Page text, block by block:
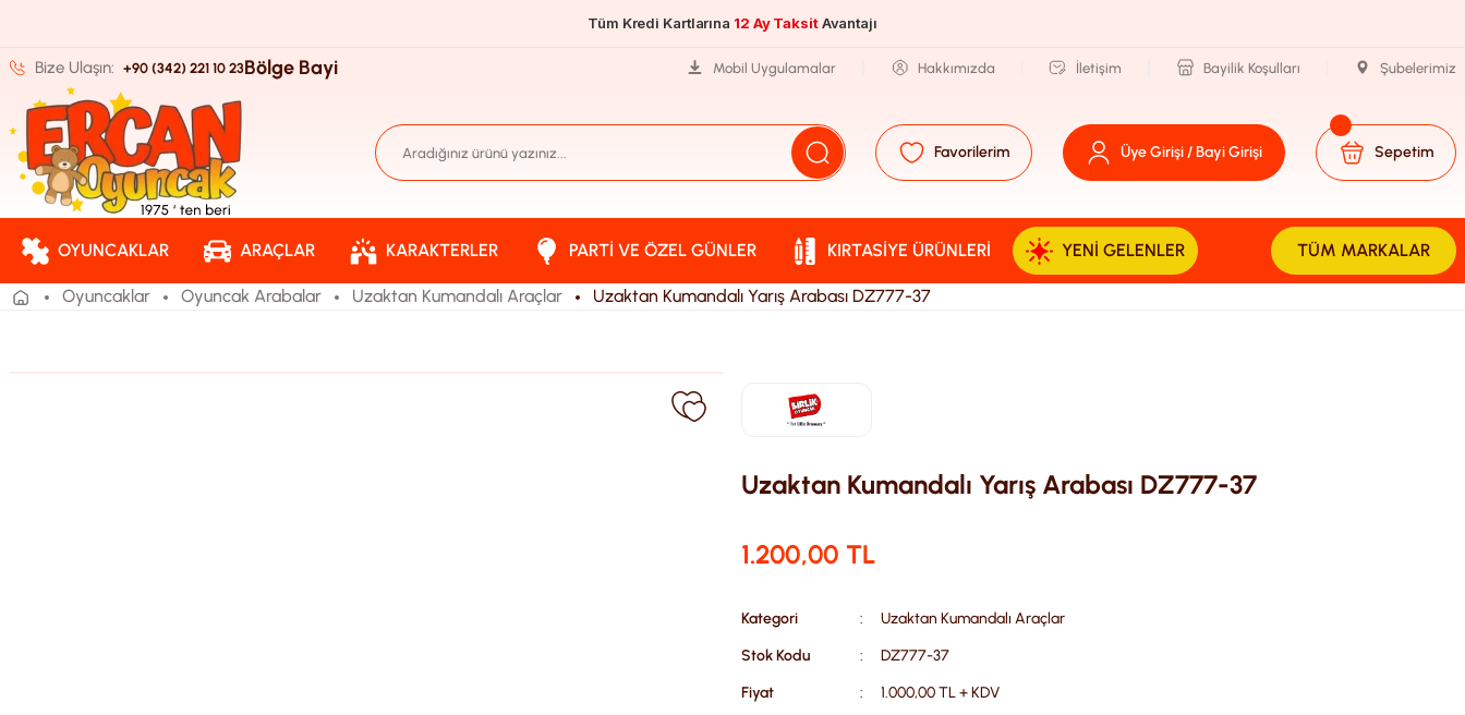
Tüm Kredi Kartlarına 12 Ay TaksitAvantajı
Bize Ulaşın: +90 (342) 221 10 23Bölge Bayi Mobil Uygulamalar Hakkımızda İletişim Bayilik Koşulları Şubelerimiz
Favorilerim Üye Girişi / Bayi Girişi Sepetim
OYUNCAKLAR ARAÇLAR KARAKTERLER PARTI VE ÖZEL GÜNLER KIRTASIYE ÜRÜNLERI YENI GELENLER TÜM MARKALAR
Oyuncaklar Oyuncak Arabalar Uzaktan Kumandalı Araçlar Uzaktan Kumandalı Yarış Arabası DZ777-37
Uzaktan Kumandalı Yarış Arabası DZ777-37
1.200,00 TL
Kategori
Uzaktan Kumandalı Araçlar
Stok Kodu
DZ777-37
Fiyat
1.000,00 TL + KDV